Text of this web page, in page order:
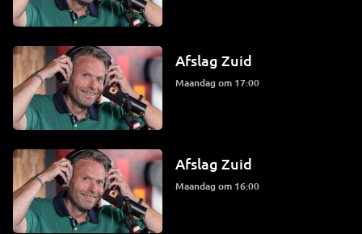
Afslag Zuid
maandag om 17:00
Afslag Zuid
maandag om 16:00